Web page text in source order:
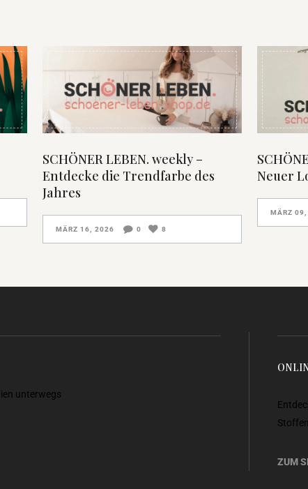
SCHÖNER LEBEN. weekly –
Entdecke die Trendfarbe des
Jahres
MÄRZ 16, 2026 0 8
Neuer
MÄRZ
unterwegs
ZUM